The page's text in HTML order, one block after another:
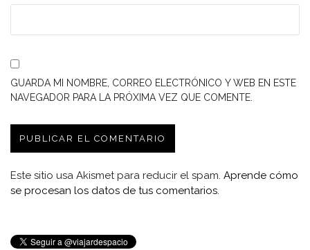
GUARDA MI NOMBRE, CORREO ELECTRÓNICO Y WEB EN ESTE
NAVEGADOR PARA LA PRÓXIMA VEZ QUE COMENTE.
Este sitio usa Akismet para reducir el spam. Aprende cómo
se procesan los datos de tus comentarios.